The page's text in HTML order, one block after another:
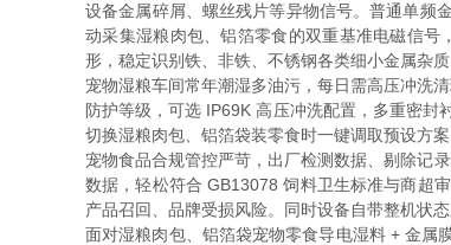
设备金属碎屑、螺丝残片等异物信号。普通单频
动采集湿粮肉包、铝箔零食的双重基准电磁信
形，稳定识别铁、非铁、不锈钢各类细小金属杂
宠物湿粮车间常年潮湿多油污，每日需高压冲洗
防护等级，可选 IP69K 高压冲洗配置，多重密封
切换湿粮肉包、铝箔袋装零食时一键调取预设方
宠物食品合规管控严苛，出厂检测数据、剔除记
数据，轻松符合 GB13078 饲料卫生标准与商超
产品召回、品牌受损风险。同时设备自带整机状
面对湿粮肉包、铝箔袋宠物零食导电湿料 + 金属